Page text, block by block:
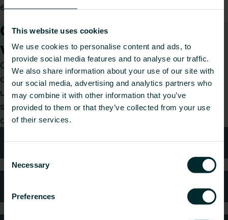
This website uses cookies
We use cookies to personalise content and ads, to
provide social media features and to analyse our traffic.
We also share information about your use of our site with
our social media, advertising and analytics partners who
may combine it with other information that you’ve
provided to them or that they’ve collected from your use
of their services.
Selection
Necessary
Preferences
efficace d’un collecteur de chauffage par le sol.
Comment pouvons-nous
vous aider ?
Que vous soyez prescripteur, installateur,
architecte, bureau d’études, distributeur ou
utilisateur final, choisissez une catégorie et nous
serons ravis de prendre en charge votre
demande.
Conseils techniques